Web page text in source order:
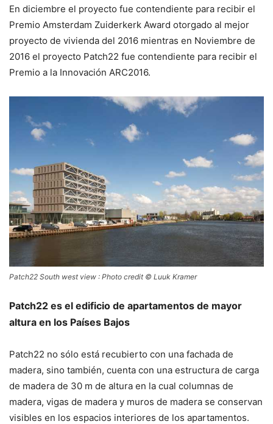
En diciembre el proyecto fue contendiente para recibir el
Premio Amsterdam Zuiderkerk Award otorgado al mejor
proyecto de vivienda del 2016 mientras en Noviembre de
2016 el proyecto Patch22 fue contendiente para recibir el
Premio a la Innovación ARC2016.
Patch22 South west view : Photo credit © Luuk Kramer
Patch22 es el edificio de apartamentos de mayor
altura en los Países Bajos
Patch22 no sólo está recubierto con una fachada de
madera, sino también, cuenta con una estructura de carga
de madera de 30 m de altura en la cual columnas de
madera, vigas de madera y muros de madera se conservan
visibles en los espacios interiores de los apartamentos.